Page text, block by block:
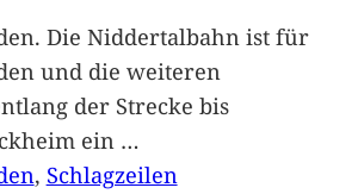
Die Niddertalbahn ist für
und die weiteren
der Strecke bis
ein …
, Schlagzeilen